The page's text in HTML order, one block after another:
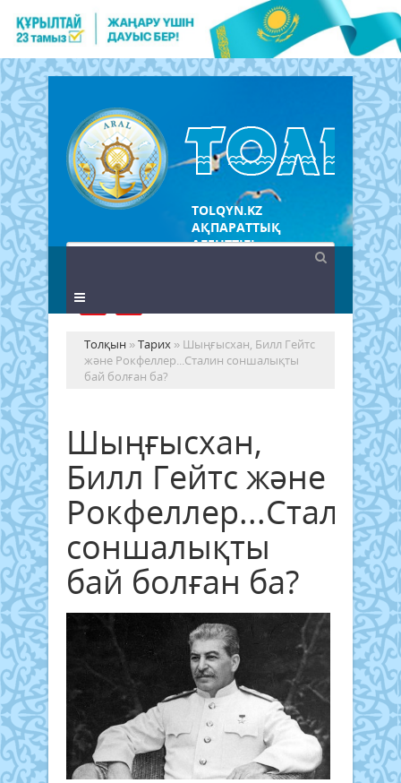
TOLQYN.KZ
АҚПАРАТТЫҚ
АГЕНТТІГІ
Толқын »Тарих » Шыңғысхан, Билл Гейтс
және Рокфеллер...Сталин соншалықты
бай болған ба?
Шыңғысхан,
Билл Гейтс және
Рокфеллер...Сталин
соншалықты
бай болған ба?